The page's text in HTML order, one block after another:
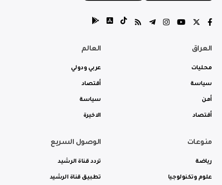
العراق
محليات
سياسة
أمن
أقتصاد
العالم
عربي ودولي
أقتصاد
سياسة
الاخيرة
منوعات
رياضة
علوم وتكنولوجيا
الوصول السريع
تردد قناة الرشيد
تطبيق قناة الرشيد